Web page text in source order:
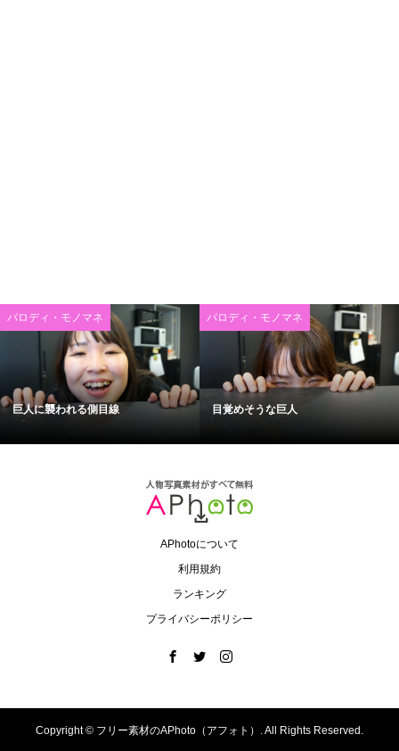
パロディ・モノマネ
巨人に襲われる側目線
パロディ・モノマネ
目覚めそうな巨人
APhotoについて
利用規約
ランキング
プライバシーポリシー
Copyright © フリー素材のAPhoto（アフォト）. All Rights Reserved.